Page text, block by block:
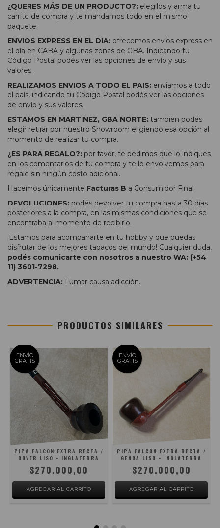
¿QUERES MÁS DE UN PRODUCTO?: elegilos y arma tu
carrito de compra y te mandamos todo en el mismo
paquete.
ENVIOS EXPRESS EN EL DIA: ofrecemos envíos express en
el día en CABA y algunas zonas de GBA. Indicando tu
Código Postal podés ver las opciones de envío y sus
valores.
REALIZAMOS ENVIOS A TODO EL PAIS: enviamos a todo
el país, indicando tu Código Postal podés ver las opciones
de envío y sus valores.
ESTAMOS EN MARTINEZ, GBA NORTE: también podés
elegir retirar por nuestro Showroom eligiendo esa opción al
momento de realizar tu compra.
¿ES PARA REGALO?: por favor, te pedimos que lo indiques
en los comentarios de tu compra y te lo envolvemos para
regalo sin ningún costo adicional.
Hacemos únicamente Facturas B a Consumidor Final.
DEVOLUCIONES: podés devolver tu compra hasta 30 días
posteriores a la compra, en las mismas condiciones que se
encontraba al momento de recibirlo.
¡Estamos para acompañarte en tu hobby y que puedas
disfrutar de los mejores tabacos del mundo! Cualquier duda,
podés comunicarte con nosotros a nuestro WA: (+54
11) 3601-7298.
ADVERTENCIA: Fumar causa adicción.
PRODUCTOS SIMILARES
ENVÍO
GRATIS
PIPA FALCON EXTRA RECTA /
DOVER LISO - INGLATERRA
$270.000,00
ENVÍO
GRATIS
PIPA FALCON EXTRA RECTA /
GENOA LISO - INGLATERRA
$270.000,00